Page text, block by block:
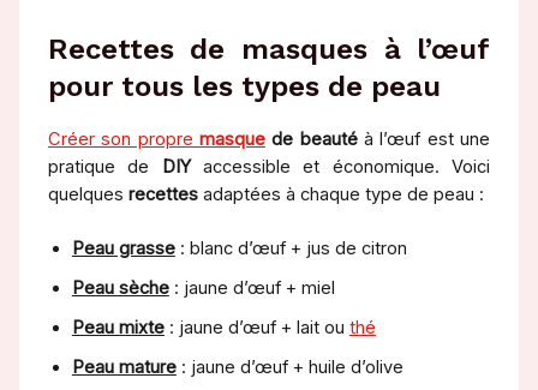
Recettes de masques à l’œuf
pour tous les types de peau
Créer son propre masquede beautéà l’œuf est une
pratique de
DIYaccessible et économique. Voici
quelques recettesadaptées à chaque type de peau :
Peau grasse: blanc d’œuf + jus de citron
Peau sèche: jaune d’œuf + miel
Peau mixte: jaune d’œuf + lait ou thé
Peau mature: jaune d’œuf + huile d’olive